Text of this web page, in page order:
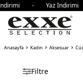
- Yaz
Anasayfa Kadın Aksesuar
Filtre